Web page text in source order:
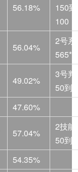
56.18%
150
100
56.04%
2号系
49.02%
3号
50到
47.60%
57.04%
2技
50到
54.35%